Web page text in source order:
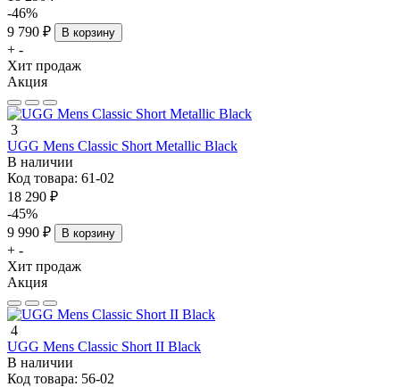
-46%
9 790 ₽
В корзину
+ -
Хит продаж
Акция
3
UGG Mens Classic Short Metallic Black
В наличии
Код товара: 61-02
18 290 ₽
-45%
9 990 ₽
В корзину
+ -
Хит продаж
Акция
4
UGG Mens Classic Short II Black
В наличии
Код товара: 56-02